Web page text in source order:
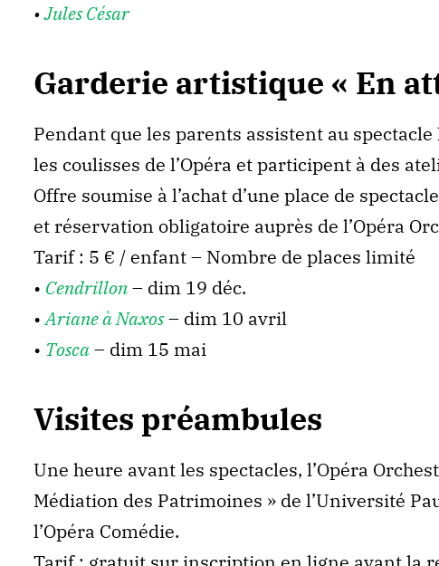
•Jules César
Garderie artistique « En
Pendant que les parents assistent au
les coulisses de l’Opéra et participent à des
Offre soumise à l’achat d’une place de
et réservation obligatoire auprès de l’Opéra
Tarif : 5 € / enfant – Nombre de places limité
• Cendrillon– dim 19 déc.
•Ariane à Naxos– dim 10 avril
• Tosca– dim 15 mai
Visites préambules
Une heure avant les spectacles, l’Opéra
Médiation des Patrimoines » de l’Université
l’Opéra Comédie.